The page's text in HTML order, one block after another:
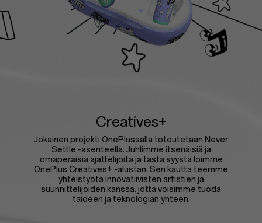
Creatives+
Jokainen projekti OnePlussalla toteutetaan Never
Settle -asenteella. Juhlimme itsenäisiä ja
omaperäisiä ajattelijoita ja tästä syystä loimme
OnePlus Creatives+ -alustan. Sen kautta teemme
yhteistyötä innovatiivisten artistien ja
suunnittelijoiden kanssa, jotta voisimme tuoda
taideen ja teknologian yhteen.